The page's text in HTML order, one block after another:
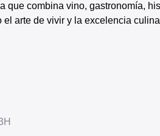
que combina vino, gastronomía,
arte de vivir y la excelencia